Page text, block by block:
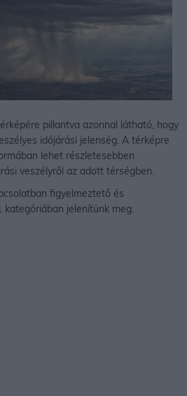
pillantva azonnal látható, hogy
időjárási jelenség. A térképre
lehet részletesebben
veszélyről az adott térségben.
figyelmeztető és
kategóriában jelenítünk meg.